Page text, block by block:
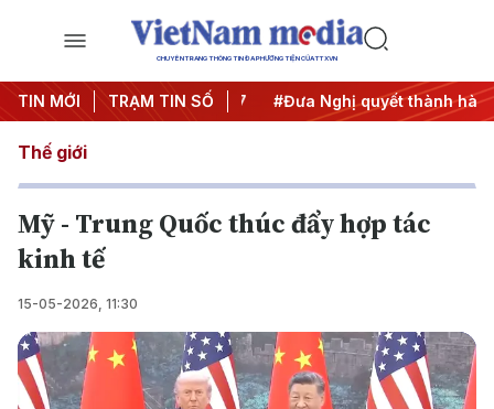
CHUYÊN TRANG THÔNG TIN ĐA PHƯƠNG TIỆN CỦA TTXVN
TIN MỚI TRẠM TIN SỐ
ương 3 #APEC 2027 #Đưa Nghị quyết thành hành
Thế giới
Mỹ - Trung Quốc thúc đẩy hợp tác
kinh tế
15-05-2026, 11:30